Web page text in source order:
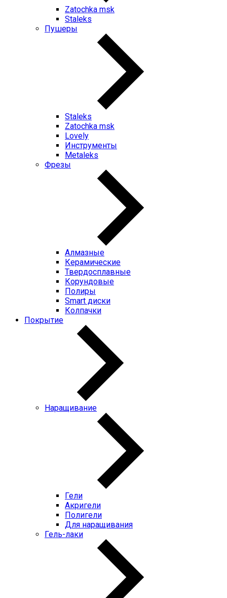
Zatochka msk
Staleks
Пушеры
Staleks
Zatochka msk
Lovely
Инструменты
Metaleks
Фрезы
Алмазные
Керамические
Твердосплавные
Корундовые
Полиры
Smart диски
Колпачки
Покрытие
Наращивание
Гели
Акригели
Полигели
Для наращивания
Гель-лаки